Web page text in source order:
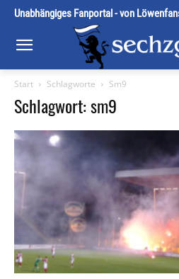
Unabhängiges Fanportal - von
Start Schlagworte Sm9
Schlagwort: sm9